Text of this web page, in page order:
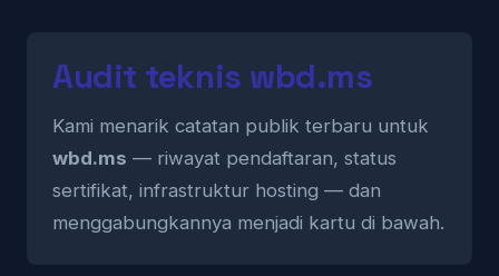
Audit teknis wbd.ms
Kami menarik catatan publik terbaru untuk
wbd.ms — riwayat pendaftaran, status
sertifikat, infrastruktur hosting — dan
menggabungkannya menjadi kartu di bawah.